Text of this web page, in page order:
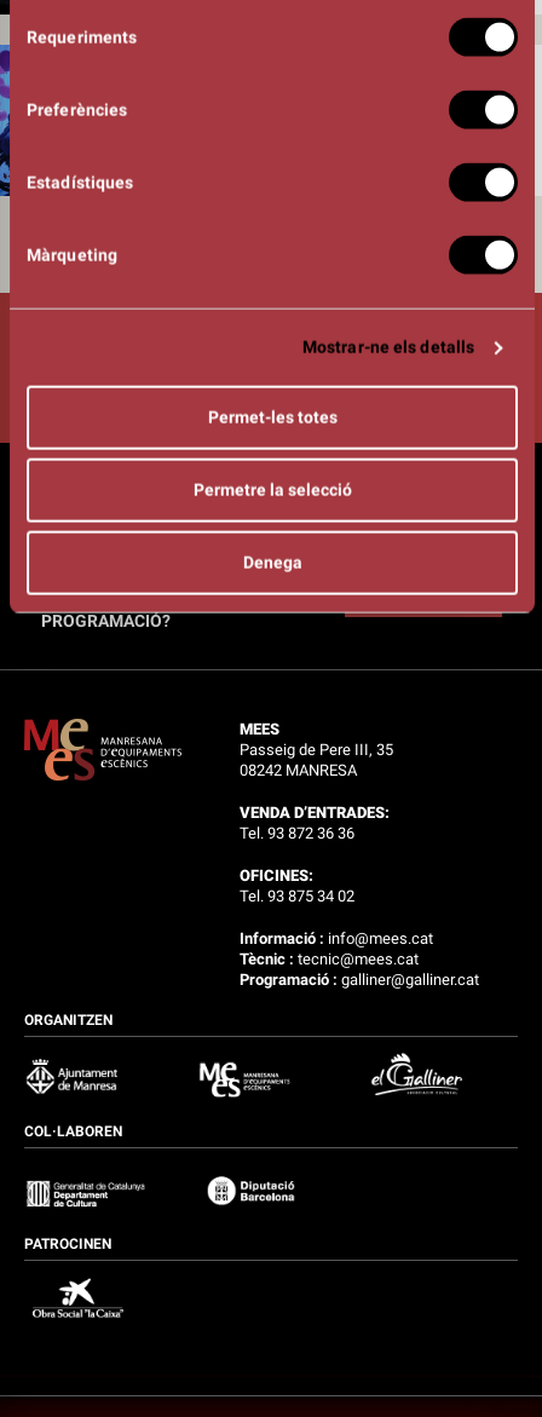
Selecció
Requeriments
Preferències
Estadístiques
Màrqueting
Mostrar-ne els detalls
Permet-les totes
Permetre la selecció
Denega
DESEMBRE
UNA BRILLANT IMPERFECCIÓ (O
Segueix-nos!
DESEMBRE 2026
VOLS REBRE INFORMACIÓ DE LA
PROGRAMACIÓ?
MEES
Passeig de Pere III, 35
08242 MANRESA
VENDA D’ENTRADES:
Tel. 93 872 36 36
OFICINES:
Tel. 93 875 34 02
Informació : info@mees.cat
Tècnic :tecnic@mees.cat
Programació :galliner@galliner.cat
ORGANITZEN
COL·LABOREN
PATROCINEN